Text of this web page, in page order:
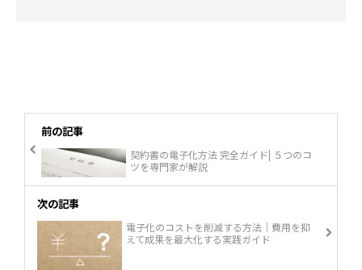
前の記事
契約書の電子化方法 完全ガイド| ５つのコ
ツを専門家が解説
次の記事
電子化のコストを削減する方法｜費用を抑
えて成果を最大化する実践ガイド